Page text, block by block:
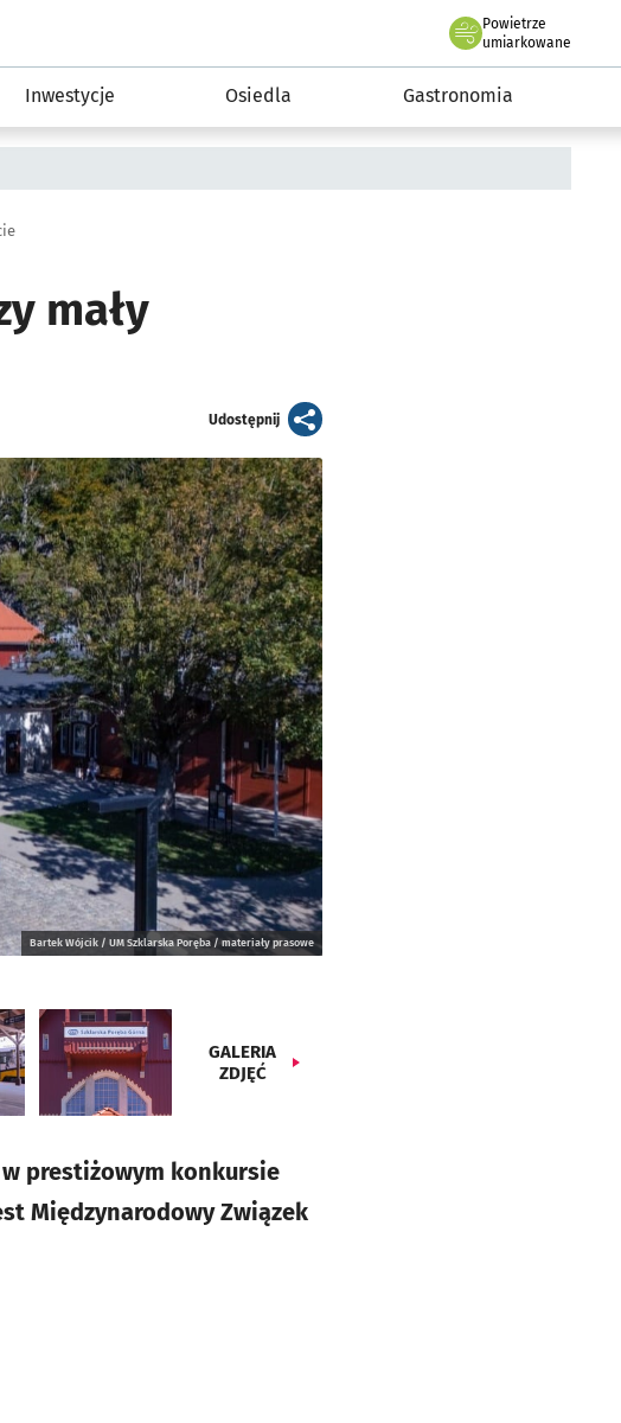
Dla mieszkańca
Powietrze
we Wrocławiu
umiarkowane
Inwestycje Osiedla Gastronomia
mały
Udostępnijartykuł
Bartek Wójcik / UM Szklarska Poręba / materiały prasowe
GALERIA
ZDJĘĆ
prestiżowym konkursie
Międzynarodowy Związek